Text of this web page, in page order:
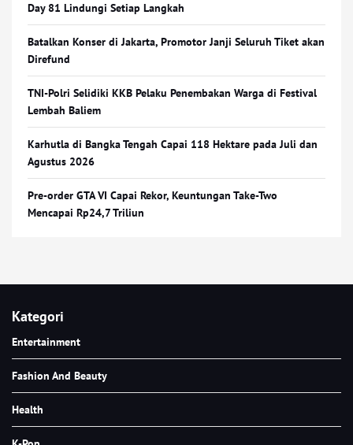
Day 81 Lindungi Setiap Langkah
Batalkan Konser di Jakarta, Promotor Janji Seluruh Tiket akan
Direfund
TNI-Polri Selidiki KKB Pelaku Penembakan Warga di Festival
Lembah Baliem
Karhutla di Bangka Tengah Capai 118 Hektare pada Juli dan
Agustus 2026
Pre-order GTA VI Capai Rekor, Keuntungan Take-Two
Mencapai Rp24,7 Triliun
Kategori
Entertainment
Fashion And Beauty
Health